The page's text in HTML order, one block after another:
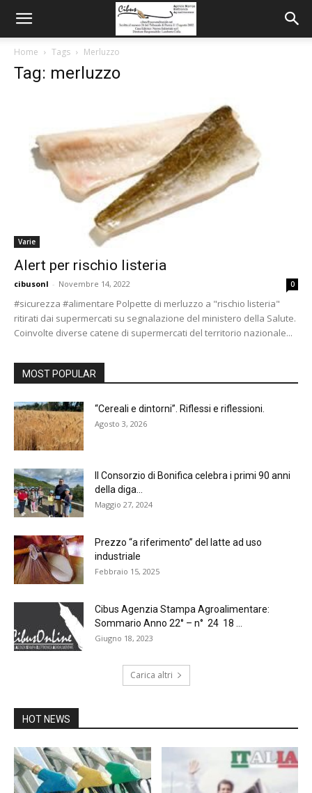
Home Tags Merluzzo
Tag: merluzzo
Varie
Alert per rischio listeria
cibusonl - Novembre 14, 2022 0
#sicurezza #alimentare Polpette di merluzzo a "rischio listeria"
ritirati dai supermercati su segnalazione del ministero della Salute.
Coinvolte diverse catene di supermercati del territorio nazionale...
MOST POPULAR
“Cereali e dintorni”. Riflessi e riflessioni.
Agosto 3, 2026
Il Consorzio di Bonifica celebra i primi 90 anni
della diga...
Maggio 27, 2024
Prezzo “a riferimento” del latte ad uso
industriale
Febbraio 15, 2025
Cibus Agenzia Stampa Agroalimentare:
Sommario Anno 22° – n° 24 18 ...
Giugno 18, 2023
Carica altri
HOT NEWS